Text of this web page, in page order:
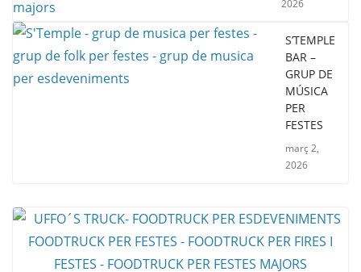
2026
S’TEMPLE
BAR –
GRUP DE
MÚSICA
PER
FESTES
març 2,
2026